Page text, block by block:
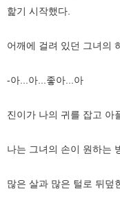
핥기 시작했다.
어깨에 걸려 있던 그녀의
-아...아...좋아...아
진이가 나의 귀를 잡고 아
나는 그녀의 손이 원하는
많은 살과 많은 털로 뒤덮